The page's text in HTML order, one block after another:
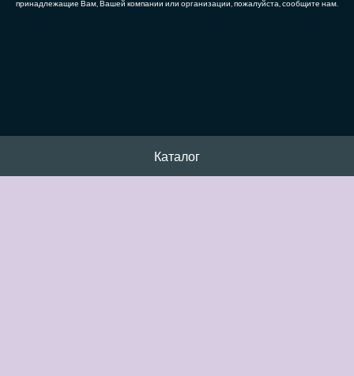
принадлежащие Вам, Вашей компании или организации, пожалуйста, сообщите нам.
Каталог